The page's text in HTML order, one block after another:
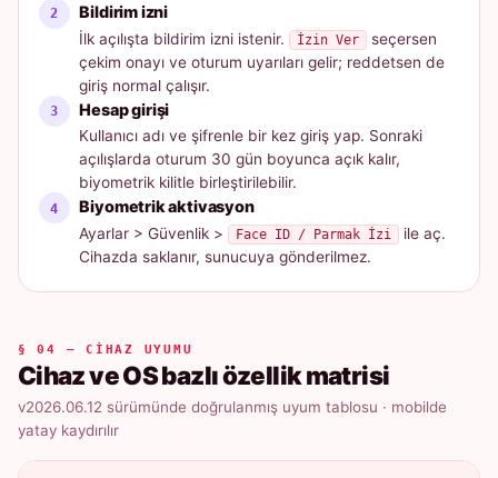
Bildirim izni
İlk açılışta bildirim izni istenir. İzin Ver
seçersen
çekim onayı ve oturum uyarıları gelir; reddetsen de
giriş normal çalışır.
Hesap girişi
Kullanıcı adı ve şifrenle bir kez giriş yap. Sonraki
açılışlarda oturum 30 gün boyunca açık kalır,
biyometrik kilitle birleştirilebilir.
Biyometrik aktivasyon
Ayarlar > Güvenlik > Face ID / Parmak İzi
ile aç.
Cihazda saklanır, sunucuya gönderilmez.
§ 04 — CIHAZ UYUMU
Cihaz ve OS bazlı özellik matrisi
v2026.06.12 sürümünde doğrulanmış uyum tablosu · mobilde
yatay kaydırılır